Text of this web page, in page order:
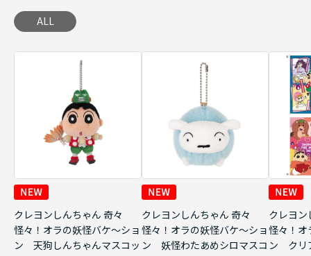
ALL
クレヨンしんちゃん 奇々
怪々！オラの妖怪バケ～ショ
ン 天狗しんちゃんマスコッ
クレヨンしんちゃん 奇々
怪々！オラの妖怪バケ～ショ
ン 妖怪わたあめシロマスコ
クレヨン
怪々！オ
ン クリ